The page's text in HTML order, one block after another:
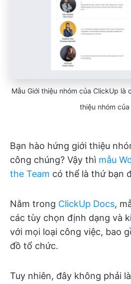
Mẫu Giới thiệu nhóm của ClickUp là
thiệu nhóm của
Bạn hào hứng giới thiệu
công chúng? Vậy thì mẫu
the Team có thể là thứ bạn
Nằm trong ClickUp Docs,
các tùy chọn định dạng và
với mọi loại công việc, bao
đồ tổ chức.
Tuy nhiên, đây không phải